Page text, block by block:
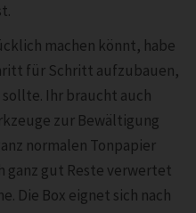
machen könnt, habe
für Schritt aufzubauen,
sollte. Ihr braucht auch
zur Bewältigung
normalen Tonpapier
ganz gut Reste verwertet
Die Box eignet sich nach